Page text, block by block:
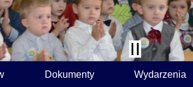
Dokumenty Wydarzenia